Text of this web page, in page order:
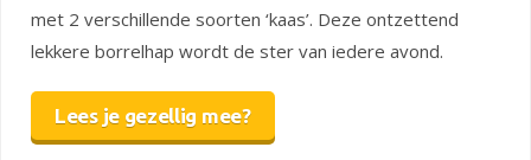
met 2 verschillende soorten ‘kaas’. Deze ontzettend
lekkere borrelhap wordt de ster van iedere avond.
Lees je gezellig mee?